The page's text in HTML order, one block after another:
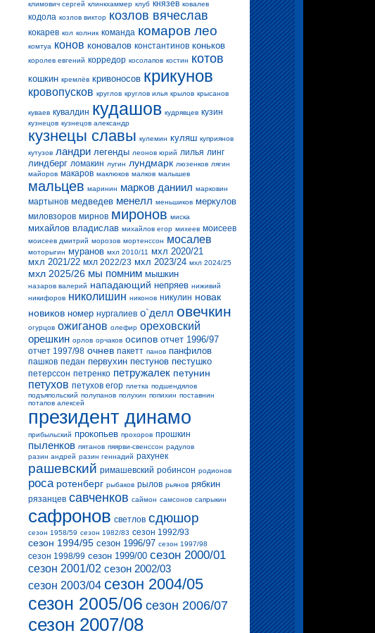
климович сергей клинкхаммер клуб князев ковалев
кодола козлов виктор козлов вячеслав
кокарев кол колник команда комаров лео
комтуа конов коновалов константинов коньков
королев евгений корредор косолапов костин котов
кошкин кремлёв кривоносов крикунов
кровопусков круглов круглов илья крылов крысанов
куваев кувалдин кудашов кудрявцев кузин
кузнецов кузнецов александр
кузнецы славы кулемин куляш куприянов
кутузов ландри легенды леонов юрий лилья линг
линдберг ломакин лугин лундмарк люзенков лягин
майоров макаров маклюков малков малышев
мальцев маринин марков даниил марковин
мартынов медведев менелл меньшиков меркулов
миловзоров мирнов миронов миска
михайлов владислав михайлов егор михеев моисеев
моисеев дмитрий морозов мортенссон мосалев
моторыгин муранов мхл 2010/11 мхл 2020/21
мхл 2021/22 мхл 2022/23 мхл 2023/24 мхл 2024/25
мхл 2025/26 мы помним мышкин
назаров валерий нападающий непряев ниживий
никифоров николишин никонов никулин новак
новиков номер нургалиев о`делл овечкин
огурцов ожиганов олефир ореховский
орешкин орлов орчаков осипов отчет 1996/97
отчет 1997/98 очнев пакетт панов панфилов
пашков педан первухин пестунов пестушко
петерссон петренко петружалек петунин
петухов петухов егор плетка подшендялов
подъяпольский полупанов полухин попихин поставнин
потапов алексей
президент динамо
прибыльский прокопьев прохоров прошкин
пыленков пятанов пяярви-свенссон радулов
разин андрей разин геннадий рахунек
рашевский римашевский робинсон родионов
роса ротенберг рыбаков рылов рьянов рябкин
рязанцев савченков саймон самсонов сапрыкин
сафронов светлов сдюшор
сезон 1958/59 сезон 1982/83 сезон 1992/93
сезон 1994/95 сезон 1996/97 сезон 1997/98
сезон 1998/99 сезон 1999/00 сезон 2000/01
сезон 2001/02 сезон 2002/03
сезон 2003/04 сезон 2004/05
сезон 2005/06 сезон 2006/07
сезон 2007/08